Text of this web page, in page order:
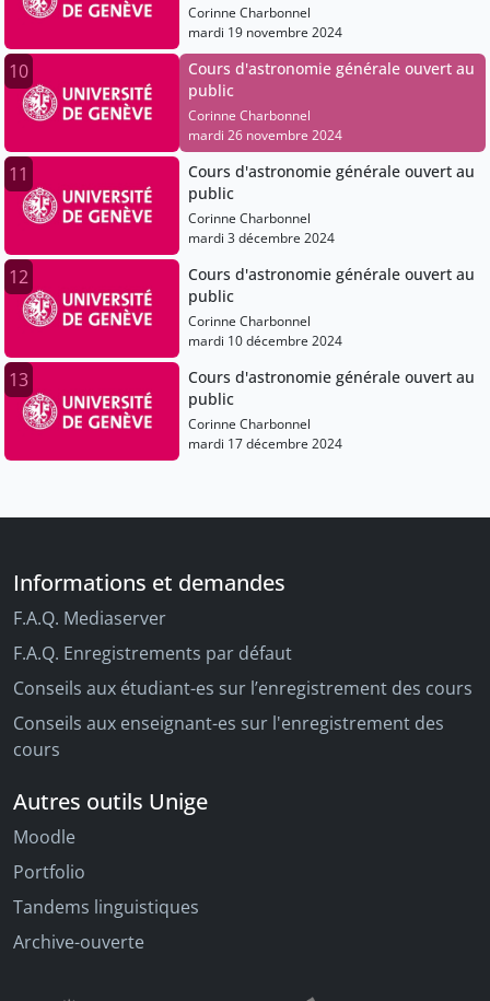
Corinne Charbonnel
mardi 19 novembre 2024
10
Cours d'astronomie générale ouvert au
public
Corinne Charbonnel
mardi 26 novembre 2024
11
Cours d'astronomie générale ouvert au
public
Corinne Charbonnel
mardi 3 décembre 2024
12
Cours d'astronomie générale ouvert au
public
Corinne Charbonnel
mardi 10 décembre 2024
13
Cours d'astronomie générale ouvert au
public
Corinne Charbonnel
mardi 17 décembre 2024
Informations et demandes
F.A.Q. Mediaserver
F.A.Q. Enregistrements par défaut
Conseils aux étudiant-es sur l’enregistrement des cours
Conseils aux enseignant-es sur l'enregistrement des
cours
Autres outils Unige
Moodle
Portfolio
Tandems linguistiques
Archive-ouverte